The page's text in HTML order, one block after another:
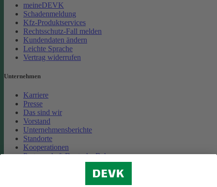
meineDEVK
Schadenmeldung
Kfz-Produktservices
Rechtsschutz-Fall melden
Kundendaten ändern
Leichte Sprache
Vertrag widerrufen
Unternehmen
Karriere
Presse
Das sind wir
Vorstand
Unternehmensberichte
Standorte
Kooperationen
Partnerschaft Deutsche Bahn